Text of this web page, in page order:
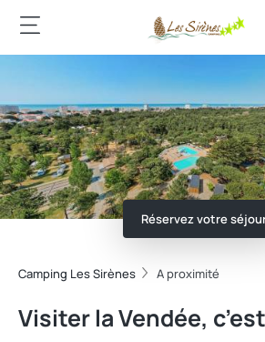
Réservez votre
Camping Les Sirènes A proximité
Visiter la Vendée,